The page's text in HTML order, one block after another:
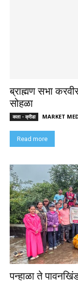
ब्राह्मण सभा
सोहळा
कला - क्रीडा MARKET
Read more
पन्हाळा ते